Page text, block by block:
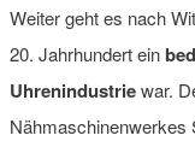
Weiter geht es nach
20. Jahrhundert ein
Uhrenindustriewar.
Nähmaschinenwerkes